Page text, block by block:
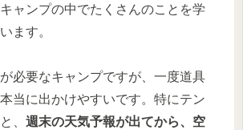
ャンプの中でたくさんのことを学
ます。
必要なキャンプですが、一度道具
当に出かけやすいです。特にテン
、 週末の天気予報が出てから、空